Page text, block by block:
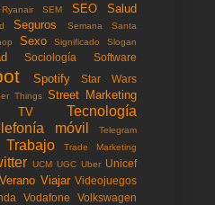
Ryanair SEM SEO
Salud
Seguros Semana Santa
Sexo Significado Slogan
Sociología Software
Spotify
Star Wars
Things Street Marketing
TV Tecnología
móvil Telegram
Trabajo Trade Marketing
UCM UGC Uber Unicef
Verano Viajar Videojuegos
Vodafone Volkswagen